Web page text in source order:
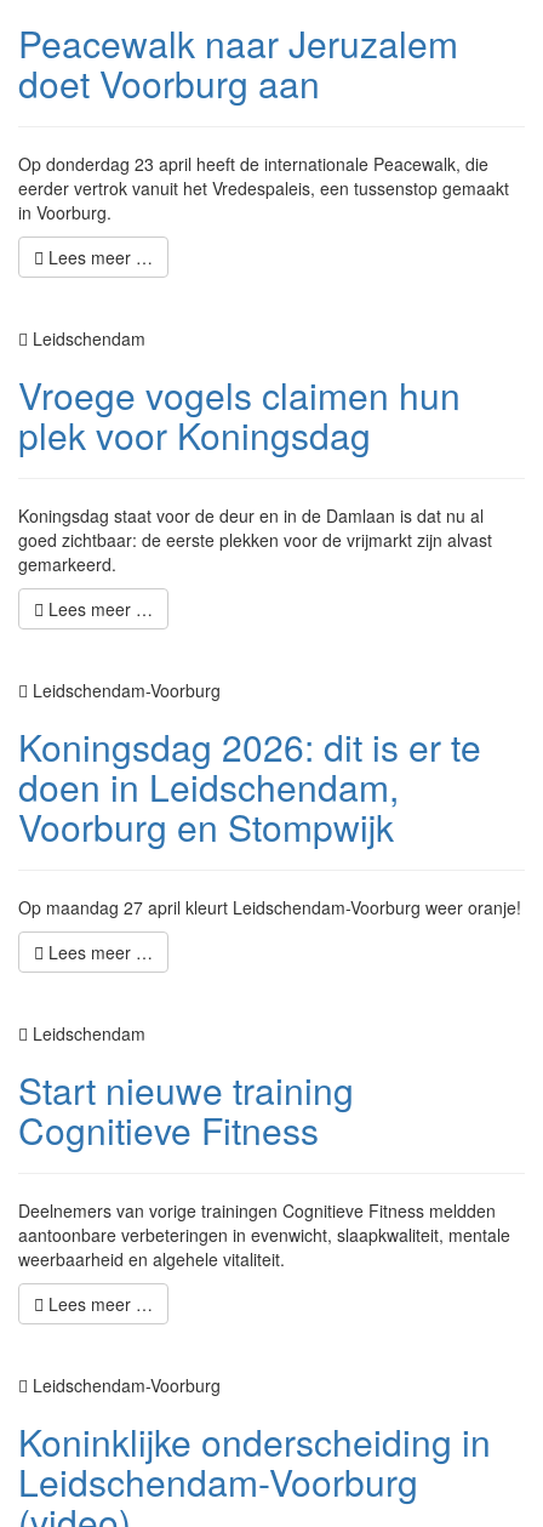
Peacewalk naar Jeruzalem
doet Voorburg aan
Op donderdag 23 april heeft de internationale Peacewalk, die
eerder vertrok vanuit het Vredespaleis, een tussenstop gemaakt
in Voorburg.
Lees meer …
Leidschendam
Vroege vogels claimen hun
plek voor Koningsdag
Koningsdag staat voor de deur en in de Damlaan is dat nu al
goed zichtbaar: de eerste plekken voor de vrijmarkt zijn alvast
gemarkeerd.
Lees meer …
Leidschendam-Voorburg
Koningsdag 2026: dit is er te
doen in Leidschendam,
Voorburg en Stompwijk
Op maandag 27 april kleurt Leidschendam-Voorburg weer oranje!
Lees meer …
Leidschendam
Start nieuwe training
Cognitieve Fitness
Deelnemers van vorige trainingen Cognitieve Fitness meldden
aantoonbare verbeteringen in evenwicht, slaapkwaliteit, mentale
weerbaarheid en algehele vitaliteit.
Lees meer …
Leidschendam-Voorburg
Koninklijke onderscheiding in
Leidschendam-Voorburg